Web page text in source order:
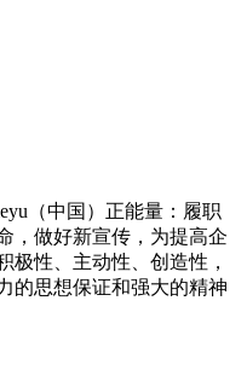
（中国）正能量：履职
，做好新宣传，为提高企
极性、主动性、创造性，
的思想保证和强大的精神